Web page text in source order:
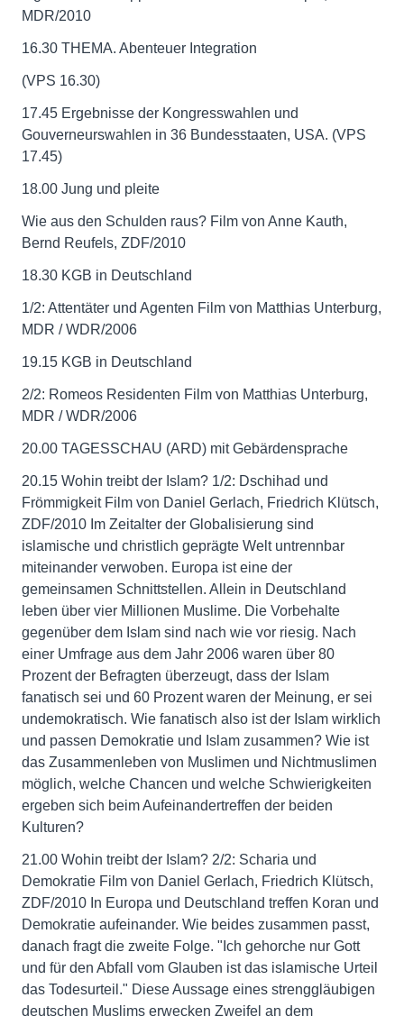
MDR/2010
16.30 THEMA. Abenteuer Integration
(VPS 16.30)
17.45 Ergebnisse der Kongresswahlen und
Gouverneurswahlen in 36 Bundesstaaten, USA. (VPS
17.45)
18.00 Jung und pleite
Wie aus den Schulden raus? Film von Anne Kauth,
Bernd Reufels, ZDF/2010
18.30 KGB in Deutschland
1/2: Attentäter und Agenten Film von Matthias Unterburg,
MDR / WDR/2006
19.15 KGB in Deutschland
2/2: Romeos Residenten Film von Matthias Unterburg,
MDR / WDR/2006
20.00 TAGESSCHAU (ARD) mit Gebärdensprache
20.15 Wohin treibt der Islam? 1/2: Dschihad und
Frömmigkeit Film von Daniel Gerlach, Friedrich Klütsch,
ZDF/2010 Im Zeitalter der Globalisierung sind
islamische und christlich geprägte Welt untrennbar
miteinander verwoben. Europa ist eine der
gemeinsamen Schnittstellen. Allein in Deutschland
leben über vier Millionen Muslime. Die Vorbehalte
gegenüber dem Islam sind nach wie vor riesig. Nach
einer Umfrage aus dem Jahr 2006 waren über 80
Prozent der Befragten überzeugt, dass der Islam
fanatisch sei und 60 Prozent waren der Meinung, er sei
undemokratisch. Wie fanatisch also ist der Islam wirklich
und passen Demokratie und Islam zusammen? Wie ist
das Zusammenleben von Muslimen und Nichtmuslimen
möglich, welche Chancen und welche Schwierigkeiten
ergeben sich beim Aufeinandertreffen der beiden
Kulturen?
21.00 Wohin treibt der Islam? 2/2: Scharia und
Demokratie Film von Daniel Gerlach, Friedrich Klütsch,
ZDF/2010 In Europa und Deutschland treffen Koran und
Demokratie aufeinander. Wie beides zusammen passt,
danach fragt die zweite Folge. "Ich gehorche nur Gott
und für den Abfall vom Glauben ist das islamische Urteil
das Todesurteil." Diese Aussage eines strenggläubigen
deutschen Muslims erwecken Zweifel an dem